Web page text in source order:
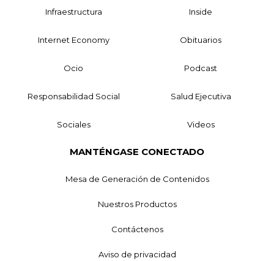
Infraestructura Inside
Internet Economy Obituarios
Ocio Podcast
Responsabilidad Social Salud Ejecutiva
Sociales Videos
MANTÉNGASE CONECTADO
Mesa de Generación de Contenidos
Nuestros Productos
Contáctenos
Aviso de privacidad